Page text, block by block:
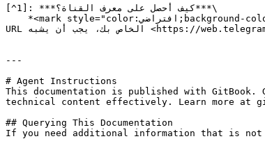
[^1]: ***كيف أحصل على معرف القناة؟***\
URL الخاص بك، يجب أن يشبه <https://web.telegram.org/#/im?p=c1055587116> \_11052224402541910257 خذ منه "1055587116" وأضف "-100" كبادئة.</mark>*
---
# Agent Instructions
This documentation is published with GitBook.
technical content effectively. Learn more at
## Querying This Documentation
If you need additional information that is not